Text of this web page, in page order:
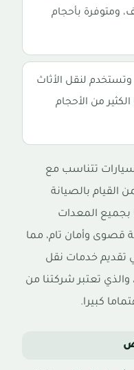
ومتوفرة بأحجام
لنقل الأثاث
من الأحجام
تتناسب مع
القيام بالصيانة
بجميع المعدات
قصوى وأمان تام، مما
تقديم خدمات نقل
تعتبر شركتنا من
كبيرا.